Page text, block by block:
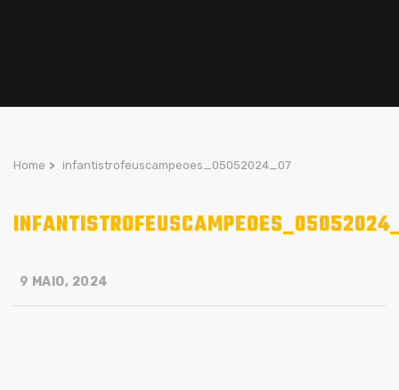
Home > infantistrofeuscampeoes_05052024_07
9 MAIO, 2024